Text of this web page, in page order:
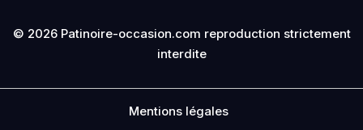
© 2026 Patinoire-occasion.com reproduction strictement
interdite
Mentions légales